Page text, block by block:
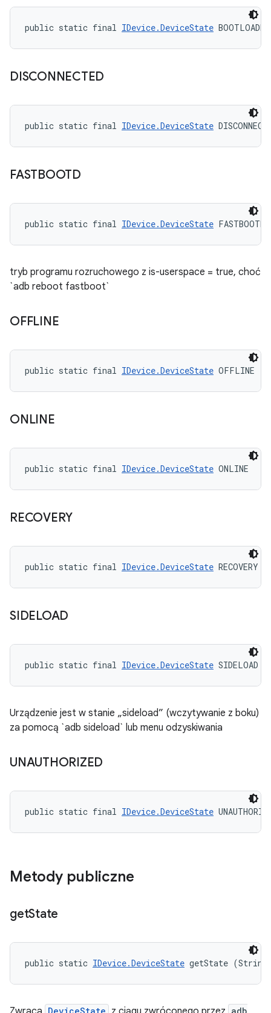
public static final IDevice.DeviceState BOOTLOADER
DISCONNECTED
public static final IDevice.DeviceState
FASTBOOTD
public static final IDevice.DeviceState FASTBOOTD
tryb programu rozruchowego z is-userspace = true, choć
`adb reboot fastboot`
OFFLINE
public static final IDevice.DeviceState OFFLINE
ONLINE
public static final IDevice.DeviceState ONLINE
RECOVERY
public static final IDevice.DeviceState RECOVERY
SIDELOAD
public static final IDevice.DeviceState SIDELOAD
Urządzenie jest w stanie „sideload” (wczytywanie z boku)
za pomocą `adb sideload` lub menu odzyskiwania
UNAUTHORIZED
public static final IDevice.DeviceState
Metody publiczne
getState
public static IDevice.DeviceState getState